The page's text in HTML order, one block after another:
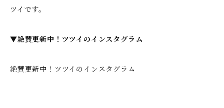
ツイです。
▼絶賛更新中！ツツイのインスタグラム
絶賛更新中！ツツイのインスタグラム